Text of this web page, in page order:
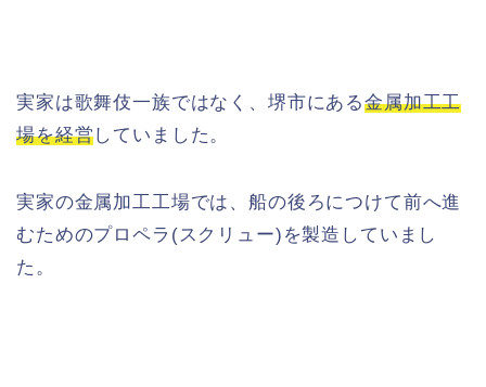
実家は歌舞伎一族ではなく、堺市にある金属加工工
場を経営していました。
実家の金属加工工場では、船の後ろにつけて前へ進
むためのプロペラ(スクリュー)を製造していまし
た。